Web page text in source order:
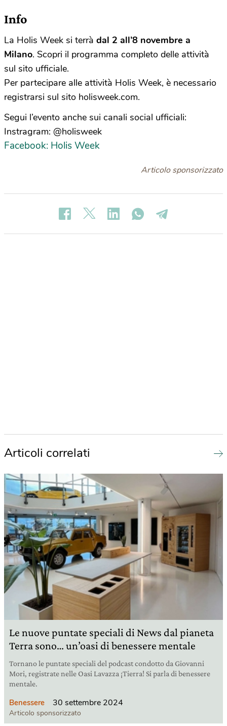
Info
La Holis Week si terrà dal 2 all’8 novembre a
Milano. Scopri il programma completo delle attività
sul sito ufficiale.
Per partecipare alle attività Holis Week, è necessario
registrarsi sul sito holisweek.com.
Segui l’evento anche sui canali social ufficiali:
Instragram: @holisweek
Facebook: Holis Week
Articolo sponsorizzato
Articoli correlati
Le nuove puntate speciali di News dal pianeta
Terra sono… un’oasi di benessere mentale
Tornano le puntate speciali del podcast condotto da Giovanni
Mori, registrate nelle Oasi Lavazza ¡Tierra! Si parla di benessere
mentale.
Benessere 30 settembre 2024
Articolo sponsorizzato